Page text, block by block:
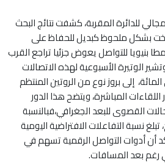
للدائرة المقربة، كشفت نتائج البحث
بشكل ملحوظ كبديل للحفاظ على
بنيويا للتواصل يعوض جزئيا تراجع القرب
الوتيرة الأسبوعية لهذه الاتصالات
شيوعا 34.2 في المائة، إلى بروز نوع من الروتين المنتظم
المباشرة، ويتضح هذا الدور
القصوى للبعد الجغرافي،فبالنسبة
نسبة التفاعلات الافتراضية اليومية
أن أدوات التواصل الرقمية تسهم في
رغم بعد المسافات.